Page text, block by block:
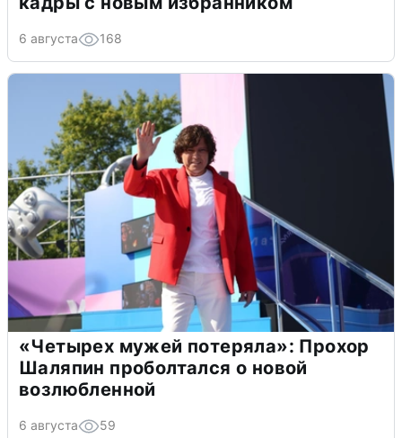
6 августа 168
«Четырех мужей потеряла»: Прохор
Шаляпин проболтался о новой
возлюбленной
6 августа 59